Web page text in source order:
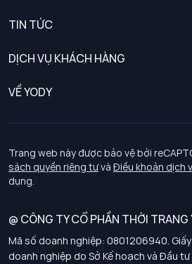
TIN TỨC
DỊCH VỤ KHÁCH HÀNG
Chính sách khách hàng thân thiết
Chính sách bảo vệ dữ liệu cá nhân
Chính sách thanh toán, giao nhận
Chính sách chất lượng và an toàn sức
Chính sách đơn đồng phục
VỀ YODY
Tuyển dụng
Trang web này được bảo vệ bởi
sách quyền riêng tưvà Điều khoản dịch
dụng.
@ CÔNG TY CỔ PHẦN THỜI TRANG
Mã số doanh nghiệp: 0801206940.
doanh nghiệp do Sở Kế hoạch và Đầu